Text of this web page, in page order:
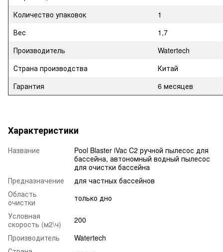
Количество упаковок
1
Вес
1,7
Производитель
Watertech
Страна производства
Китай
Гарантия
6 месяцев
Характеристики
Название
Pool Blaster iVac C2 ручной пылесос для
бассейна, автономный водный пылесос
для очистки бассейна
Предназначение
для частных бассейнов
Область
очистки
только дно
Условная
скорость (м2\ч)
200
Производитель
Watertech